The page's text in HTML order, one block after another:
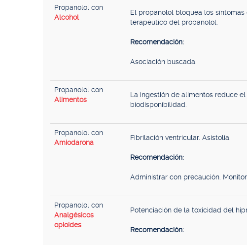
Propanolol con
Alcohol
El propanolol bloquea los
terapéutico del propanolol.
Recomendación:
Asociación buscada.
Propanolol con
Alimentos
La ingestión de alimentos reduce
biodisponibilidad.
Propanolol con
Amiodarona
Fibrilación ventricular. Asistolia.
Recomendación:
Administrar con precaución.
Propanolol con
Analgésicos
opioides
Potenciación de la toxicidad del
Recomendación: